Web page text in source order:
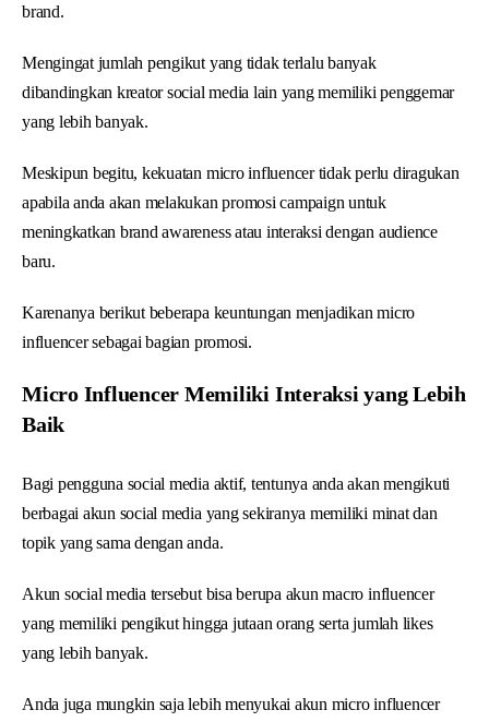
brand.
Mengingat jumlah pengikut yang tidak terlalu banyak
dibandingkan kreator social media lain yang memiliki penggemar
yang lebih banyak.
Meskipun begitu, kekuatan micro influencer tidak perlu diragukan
apabila anda akan melakukan promosi campaign untuk
meningkatkan brand awareness atau interaksi dengan audience
baru.
Karenanya berikut beberapa keuntungan menjadikan micro
influencer sebagai bagian promosi.
Micro Influencer Memiliki Interaksi yang Lebih
Baik
Bagi pengguna social media aktif, tentunya anda akan mengikuti
berbagai akun social media yang sekiranya memiliki minat dan
topik yang sama dengan anda.
Akun social media tersebut bisa berupa akun macro influencer
yang memiliki pengikut hingga jutaan orang serta jumlah likes
yang lebih banyak.
Anda juga mungkin saja lebih menyukai akun micro influencer